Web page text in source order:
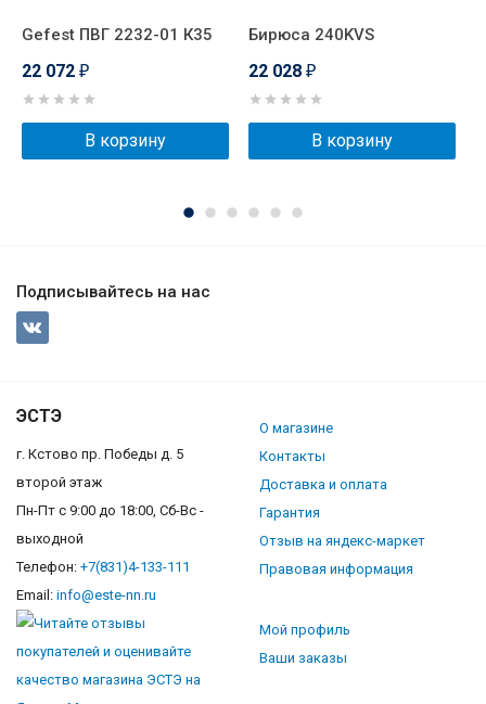
Gefest ПВГ 2232-01 К35
22 072 ₽
В корзину
Бирюса 240KVS
22 028 ₽
В корзину
Подписывайтесь на нас
ЭСТЭ
г. Кстово пр. Победы д. 5
второй этаж
Пн-Пт с 9:00 до 18:00, Сб-Вс -
выходной
Телефон: +7(831)4-133-111
Email: info@este-nn.ru
О магазине
Контакты
Доставка и оплата
Гарантия
Отзыв на яндекс-маркет
Правовая информация
Мой профиль
Ваши заказы